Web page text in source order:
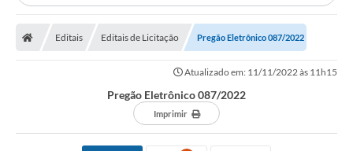
Editais Editais de Licitação Pregão Eletrônico 087/2022
Atualizado em: 11/11/2022 às 11h15
Pregão Eletrônico 087/2022
Imprimir